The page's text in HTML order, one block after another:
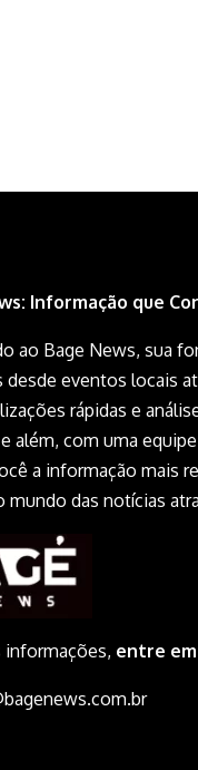
Informação que
ao Bage News, sua
desde eventos locais
rápidas e
além, com uma
a informação mais
mundo das notícias
informações, entre